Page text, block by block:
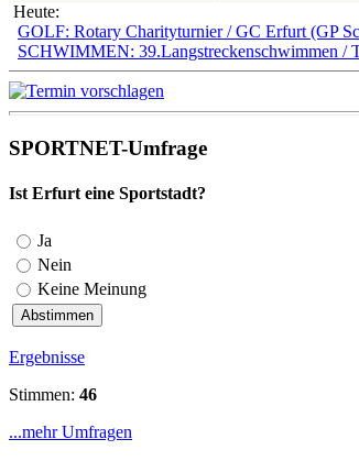
Heute:
GOLF: Rotary Charityturnier / GC Erfurt (GP
SCHWIMMEN: 39.Langstreckenschwimmen /
SPORTNET-Umfrage
Ist Erfurt eine Sportstadt?
Ja
Nein
Keine Meinung
Ergebnisse
Stimmen: 46
...mehr Umfragen